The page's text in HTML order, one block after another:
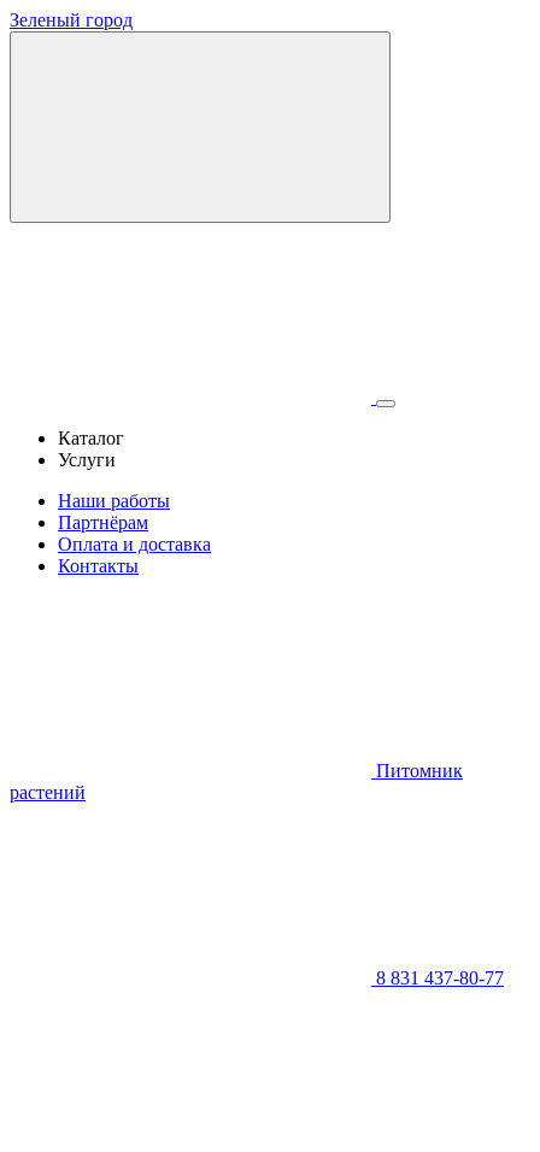
Зеленый город
Каталог
Услуги
Наши работы
Партнёрам
Оплата и доставка
Контакты
Питомник
растений
8 831 437-80-77